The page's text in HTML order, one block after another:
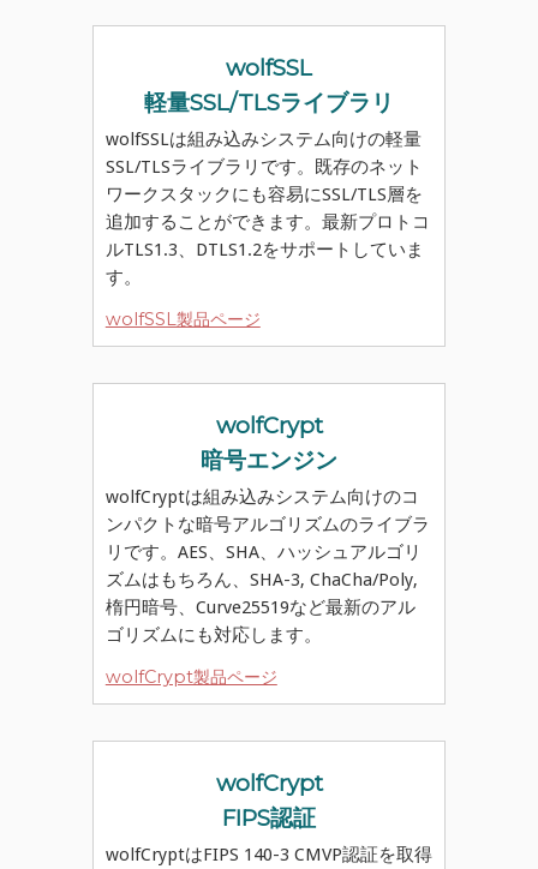
wolfSSL
軽量SSL/TLSライブラリ
wolfSSLは組み込みシステム向けの軽量
SSL/TLSライブラリです。既存のネット
ワークスタックにも容易にSSL/TLS層を
追加することができます。最新プロトコ
ルTLS1.3、DTLS1.2をサポートしていま
す。
wolfSSL製品ページ
wolfCrypt
暗号エンジン
wolfCryptは組み込みシステム向けのコ
ンパクトな暗号アルゴリズムのライブラ
リです。AES、SHA、ハッシュアルゴリ
ズムはもちろん、SHA-3, ChaCha/Poly,
楕円暗号、Curve25519など最新のアル
ゴリズムにも対応します。
wolfCrypt製品ページ
wolfCrypt
FIPS認証
wolfCryptはFIPS 140-3 CMVP認証を取得